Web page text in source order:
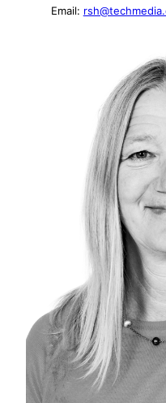
Email: